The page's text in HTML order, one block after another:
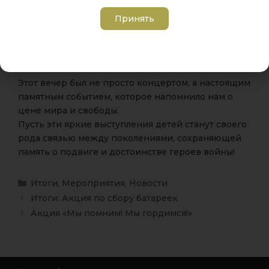
Каждое движение, каждое слово, каждая нота
Этот вечер был не просто концертом, а настоящим
памятным событием, которое напомнило нам о
цене мира и свободы.
Пусть эти яркие выступления детей станут своего
рода связью между поколениями, сохраняющей
память о подвиге и достоинстве героев войны!
Итоги, Мероприятия, Новости
Итоги: Акция по сбору батареек
Акция «Мы помним! Мы гордимся!»
Принять